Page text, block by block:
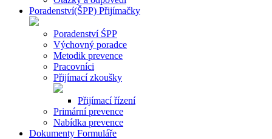
Poradenství(ŠPP) Přijímačky
Poradenství ŚPP
Výchovný poradce
Metodik prevence
Pracovníci
Přijímací zkoušky
Přijímací řízení
Primární prevence
Nabídka prevence
Dokumenty Formuláře